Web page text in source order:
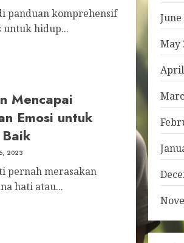
panduan komprehensif
untuk hidup...
Mencapai
Emosi untuk
2023
pernah merasakan
hati atau...
May